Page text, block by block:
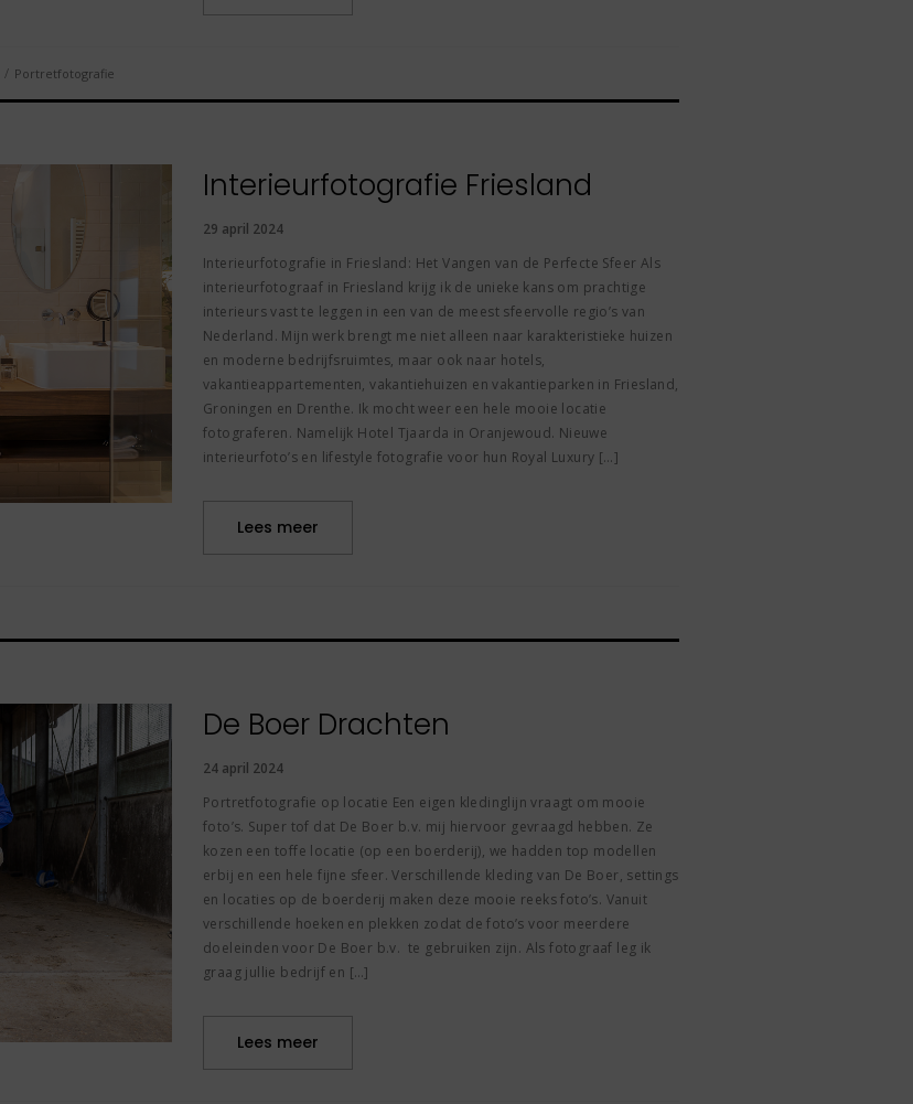
/ Portretfotografie
Interieurfotografie Friesland
29 april 2024
Interieurfotografie in Friesland: Het Vangen van de Perfecte Sfeer Als
interieurfotograaf in Friesland krijg ik de unieke kans om prachtige
interieurs vast te leggen in een van de meest sfeervolle regio’s van
Nederland. Mijn werk brengt me niet alleen naar karakteristieke huizen
en moderne bedrijfsruimtes, maar ook naar hotels,
vakantieappartementen, vakantiehuizen en vakantieparken in Friesland,
Groningen en Drenthe. Ik mocht weer een hele mooie locatie
fotograferen. Namelijk Hotel Tjaarda in Oranjewoud. Nieuwe
interieurfoto’s en lifestyle fotografie voor hun Royal Luxury […]
Lees meer
De Boer Drachten
24 april 2024
Portretfotografie op locatie Een eigen kledinglijn vraagt om mooie
foto’s. Super tof dat De Boer b.v. mij hiervoor gevraagd hebben. Ze
kozen een toffe locatie (op een boerderij), we hadden top modellen
erbij en een hele fijne sfeer. Verschillende kleding van De Boer, settings
en locaties op de boerderij maken deze mooie reeks foto’s. Vanuit
verschillende hoeken en plekken zodat de foto’s voor meerdere
doeleinden voor De Boer b.v. te gebruiken zijn. Als fotograaf leg ik
graag jullie bedrijf en […]
Lees meer